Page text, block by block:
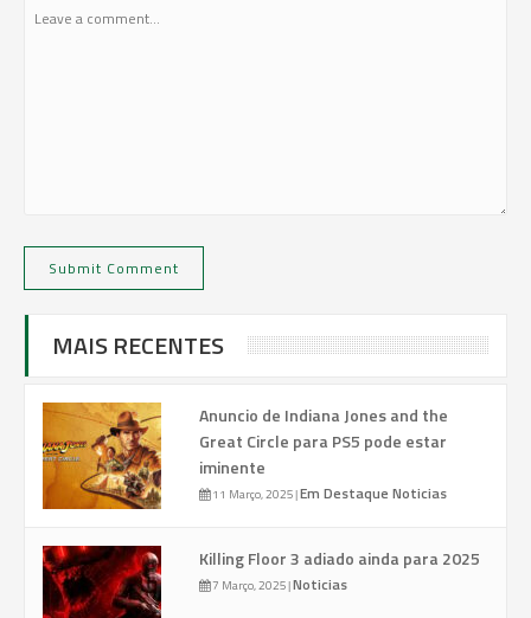
MAIS RECENTES
Anuncio de Indiana Jones and the
Great Circle para PS5 pode estar
iminente
11 Março, 2025|Em Destaque Noticias
Killing Floor 3 adiado ainda para 2025
7 Março, 2025|Noticias